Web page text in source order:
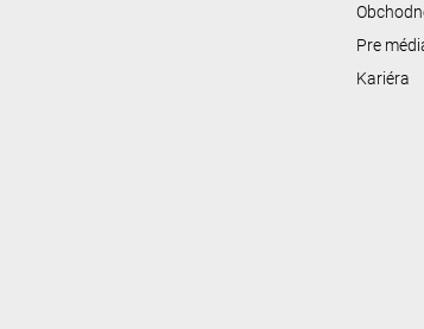
Pre
Kariéra